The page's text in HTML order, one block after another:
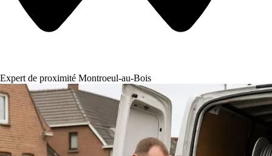
Expert de proximité Montroeul-au-Bois